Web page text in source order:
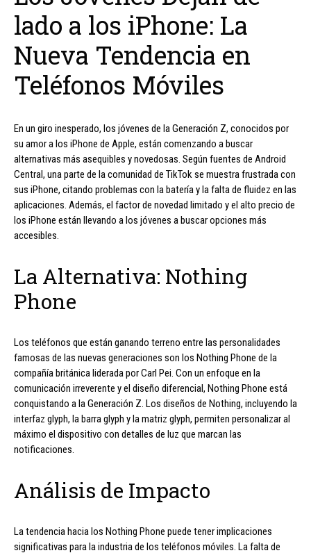
lado a los iPhone: La
Nueva Tendencia en
Teléfonos Móviles
En un giro inesperado, los jóvenes de la Generación Z, conocidos por
su amor a los iPhone de Apple, están comenzando a buscar
alternativas más asequibles y novedosas. Según fuentes de Android
Central, una parte de la comunidad de TikTok se muestra frustrada con
sus iPhone, citando problemas con la batería y la falta de fluidez en las
aplicaciones. Además, el factor de novedad limitado y el alto precio de
los iPhone están llevando a los jóvenes a buscar opciones más
accesibles.
La Alternativa: Nothing
Phone
Los teléfonos que están ganando terreno entre las personalidades
famosas de las nuevas generaciones son los Nothing Phone de la
compañía británica liderada por Carl Pei. Con un enfoque en la
comunicación irreverente y el diseño diferencial, Nothing Phone está
conquistando a la Generación Z. Los diseños de Nothing, incluyendo la
interfaz glyph, la barra glyph y la matriz glyph, permiten personalizar al
máximo el dispositivo con detalles de luz que marcan las
notificaciones.
Análisis de Impacto
La tendencia hacia los Nothing Phone puede tener implicaciones
significativas para la industria de los teléfonos móviles. La falta de